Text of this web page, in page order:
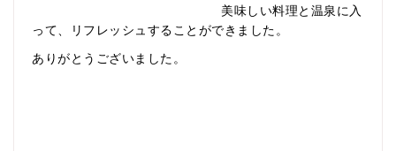
美味しい料理と温泉に入
って、リフレッシュすることができました。
ありがとうございました。